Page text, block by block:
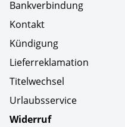
Bankverbindung
Kontakt
Kündigung
Lieferreklamation
Titelwechsel
Urlaubsservice
Widerruf